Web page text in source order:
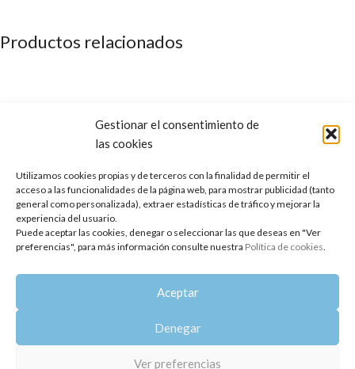
Gestionar el consentimiento de
las cookies
Utilizamos cookies propias y de terceros con la finalidad de permitir el
acceso a las funcionalidades de la página web, para mostrar publicidad (tanto
general como personalizada), extraer estadísticas de tráfico y mejorar la
experiencia del usuario.
Puede aceptar las cookies, denegar o seleccionar las que deseas en "Ver
preferencias", para más información consulte nuestra Política de cookies.
Aceptar
Denegar
Ver preferencias
Productos relacionados
Aceite Esencial de Manzanilla Azul
AGOTADO
Copyright 2014-2025Oshadhi España
Todos los derechos reservados.